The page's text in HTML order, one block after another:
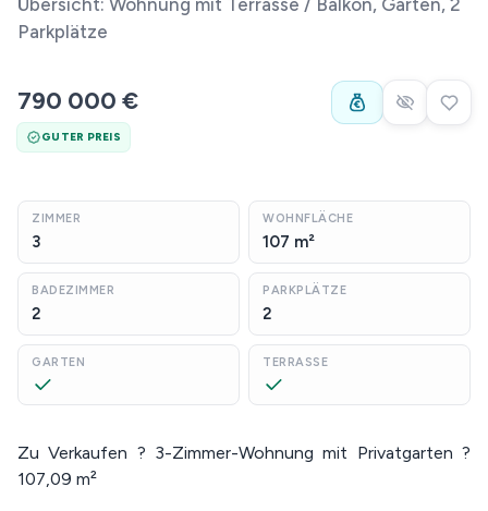
Übersicht: Wohnung mit Terrasse / Balkon, Garten, 2
Parkplätze
790 000 €
GUTER PREIS
ZIMMER
3
WOHNFLÄCHE
107 m²
BADEZIMMER
2
PARKPLÄTZE
2
GARTEN TERRASSE
Zu Verkaufen ? 3-Zimmer-Wohnung mit Privatgarten ?
107,09 m²